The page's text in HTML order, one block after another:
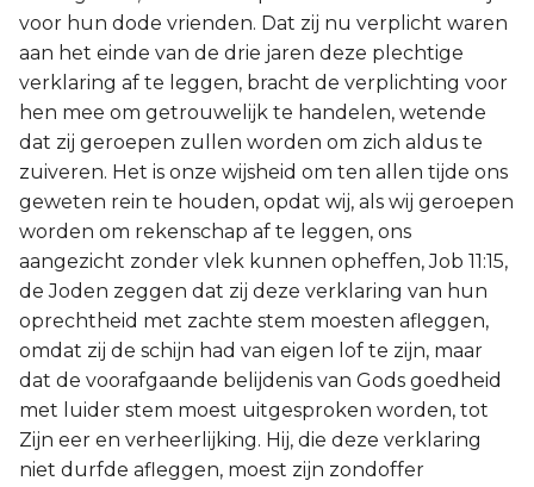
voor hun dode vrienden. Dat zij nu verplicht waren
aan het einde van de drie jaren deze plechtige
verklaring af te leggen, bracht de verplichting voor
hen mee om getrouwelijk te handelen, wetende
dat zij geroepen zullen worden om zich aldus te
zuiveren. Het is onze wijsheid om ten allen tijde ons
geweten rein te houden, opdat wij, als wij geroepen
worden om rekenschap af te leggen, ons
aangezicht zonder vlek kunnen opheffen, Job 11:15,
de Joden zeggen dat zij deze verklaring van hun
oprechtheid met zachte stem moesten afleggen,
omdat zij de schijn had van eigen lof te zijn, maar
dat de voorafgaande belijdenis van Gods goedheid
met luider stem moest uitgesproken worden, tot
Zijn eer en verheerlijking. Hij, die deze verklaring
niet durfde afleggen, moest zijn zondoffer